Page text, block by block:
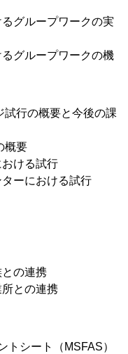
グループワークの実
グループワークの機
試行の概要と今後の課
概要
ける試行
ーにおける試行
の連携
との連携
トシート（MSFAS）